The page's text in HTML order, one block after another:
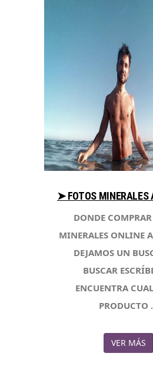
DONDE
MINERALES ONLINE
DEJAMOS UN
BUSCAR
ENCUENTRA
PRODUCTO
VER MÁS